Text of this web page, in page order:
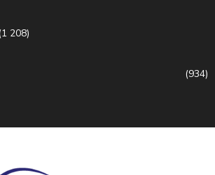
208)
(934)